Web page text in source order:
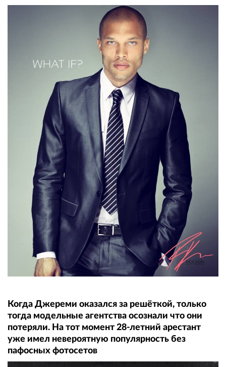
Когда Джереми оказался за решёткой, только
тогда модельные агентства осознали что они
потеряли. На тот момент 28-летний арестант
уже имел невероятную популярность без
пафосных фотосетов